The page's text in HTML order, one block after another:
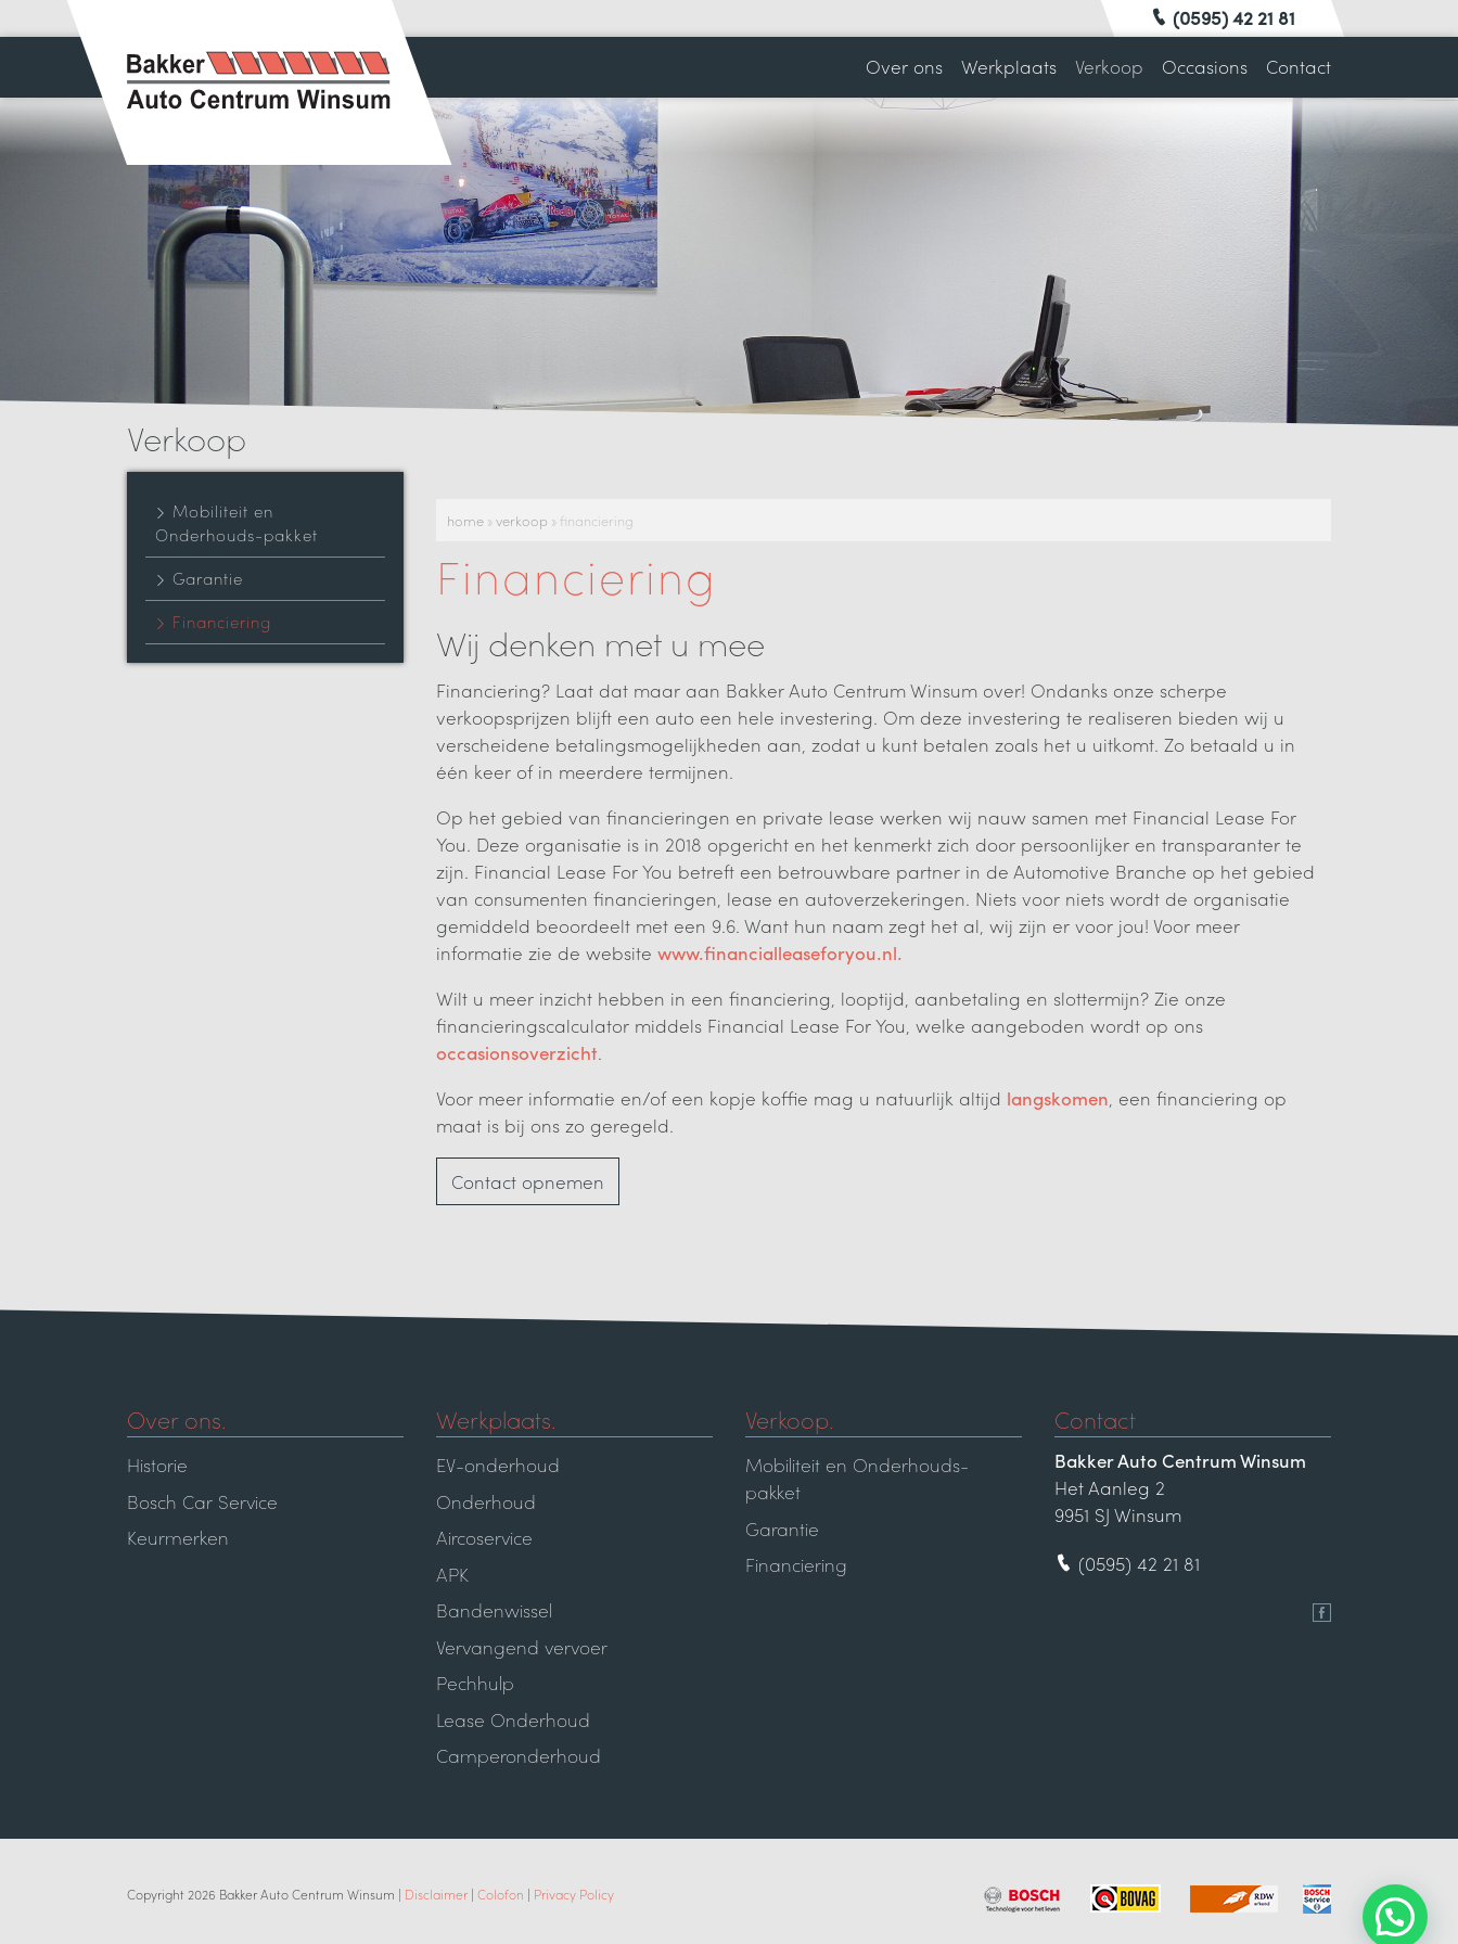
(0595) 42 21 81
Over ons
Werkplaats Verkoop Occasions Contact
Verkoop
home » verkoop » financiering
Financiering
Wij denken met u mee
Financiering? Laat dat maar aan Bakker Auto Centrum Winsum over! Ondanks onze scherpe
verkoopsprijzen blijft een auto een hele investering. Om deze investering te realiseren bieden wij u
verscheidene betalingsmogelijkheden aan, zodat u kunt betalen zoals het u uitkomt. Zo betaald u in
één keer of in meerdere termijnen.
Op het gebied van financieringen en private lease werken wij nauw samen met Financial Lease For
You. Deze organisatie is in 2018 opgericht en het kenmerkt zich door persoonlijker en transparanter te
zijn. Financial Lease For You betreft een betrouwbare partner in de Automotive Branche op het gebied
van consumenten financieringen, lease en autoverzekeringen. Niets voor niets wordt de organisatie
gemiddeld beoordeelt met een 9.6. Want hun naam zegt het al, wij zijn er voor jou! Voor meer
informatie zie de website www.financialleaseforyou.nl.
Wilt u meer inzicht hebben in een financiering, looptijd, aanbetaling en slottermijn? Zie onze
financieringscalculator middels Financial Lease For You, welke aangeboden wordt op ons
occasionsoverzicht.
Voor meer informatie en/of een kopje koffie mag u natuurlijk altijd langskomen, een financiering op
maat is bij ons zo geregeld.
Contact opnemen
Mobiliteit en
Onderhouds-pakket
Garantie
Financiering
Over ons.
Historie
Bosch Car Service
Keurmerken
Werkplaats.
EV-onderhoud
Onderhoud
Aircoservice
APK
Bandenwissel
Vervangend vervoer
Pechhulp
Lease Onderhoud
Camperonderhoud
Verkoop.
Mobiliteit en Onderhouds-
pakket
Garantie
Financiering
Contact
Bakker Auto Centrum Winsum
Het Aanleg 2
9951 SJ Winsum
(0595) 42 21 81
Copyright 2026 Bakker Auto Centrum Winsum | Disclaimer | Colofon | Privacy Policy